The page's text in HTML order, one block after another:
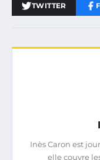
TWITTER
Inès Caron est
elle couvre